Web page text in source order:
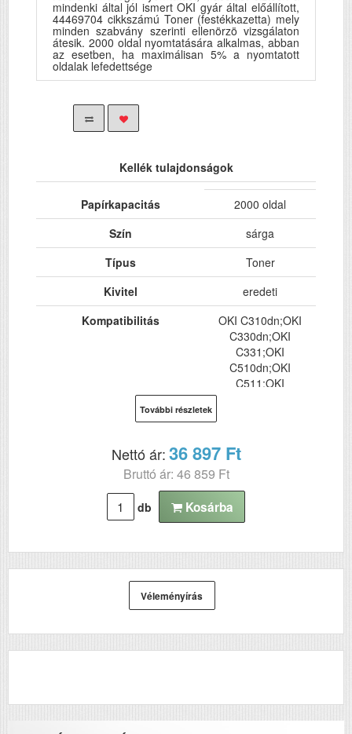
mindenki által jól ismert OKI gyár által előállított,
44469704 cikkszámú Toner (festékkazetta) mely
minden szabvány szerinti ellenörzö vizsgálaton
átesik. 2000 oldal nyomtatására alkalmas, abban
az esetben, ha maximálisan 5% a nyomtatott
oldalak lefedettsége
Kellék tulajdonságok
Papírkapacitás
2000 oldal
Szín
sárga
Típus
Toner
Kivitel
eredeti
Kompatibilitás
OKI C310dn;OKI
C330dn;OKI
C331;OKI
C510dn;OKI
C511;OKI
MC352;OKI
MC361dn;OKI
MC561dn;OKI
További részletek
Nettó ár:36 897 Ft
Bruttó ár: 46 859 Ft
db Kosárba
Véleményírás